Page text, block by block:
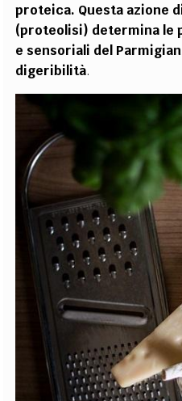
proteica. Questa azione
(proteolisi) determina le
e sensoriali del
digeribilità.